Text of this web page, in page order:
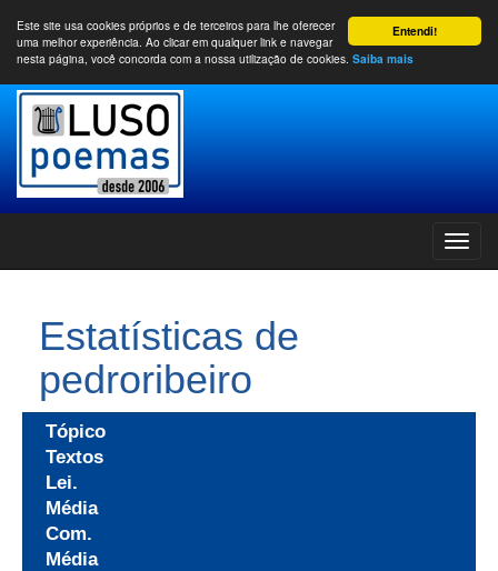
Entendi!
Este site usa cookies próprios e de terceiros para lhe oferecer
uma melhor experiência. Ao clicar em qualquer link e navegar
nesta página, você concorda com a nossa utilização de cookies. Saiba mais
Estatísticas de
pedroribeiro
Tópico
Textos
Lei.
Média
Com.
Média